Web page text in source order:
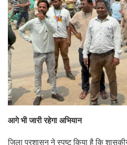
आगे भी जारी रहेगा अभियान
जिला प्रशासन ने स्पष्ट किया है कि